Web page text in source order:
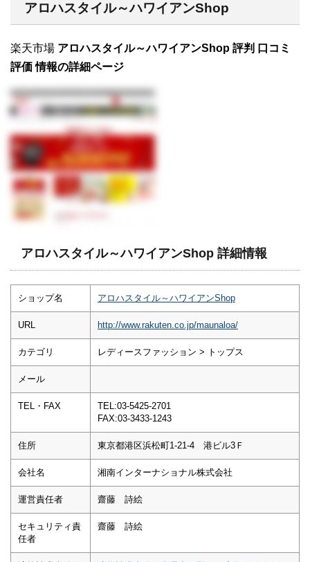
アロハスタイル～ハワイアンShop
楽天市場 アロハスタイル～ハワイアンShop 評判 口コミ
評価 情報の詳細ページ
アロハスタイル～ハワイアンShop 詳細情報
ショップ名 アロハスタイル～ハワイアンShop
URL http://www.rakuten.co.jp/maunaloa/
カテゴリ レディースファッション > トップス
メール
TEL・FAX
TEL:03-5425-2701
FAX:03-3433-1243
住所 東京都港区浜松町1-21-4 港ビル3Ｆ
会社名 湘南インターナショナル株式会社
運営責任者 齋藤 詩絵
セキュリティ責
任者
齋藤 詩絵